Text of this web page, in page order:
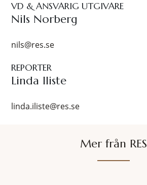
VD & ANSVARIG UTGIVARE
Nils Norberg
nils@res.se
REPORTER
Linda Iliste
linda.iliste@res.se
Mer från RES